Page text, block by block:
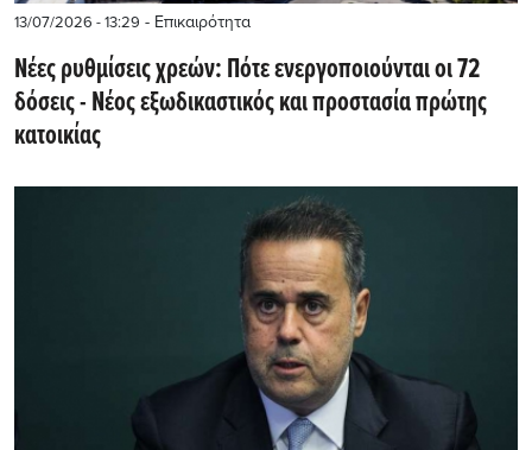
13/07/2026 - 13:29 - Επικαιρότητα
Νέες ρυθμίσεις χρεών: Πότε ενεργοποιούνται οι 72
δόσεις - Νέος εξωδικαστικός και προστασία πρώτης
κατοικίας